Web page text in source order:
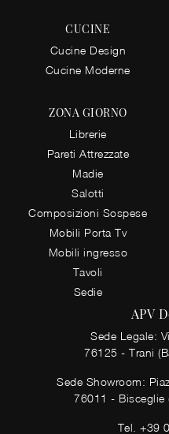
CUCINE
Cucine Design
Cucine Moderne
ZONA GIORNO
Librerie
Pareti Attrezzate
Madie
Salotti
Composizioni Sospese
Mobili Porta Tv
Mobili ingresso
Tavoli
Sedie
APV
Sede Legale:
76125 - Trani
Sede Showroom:
76011 - Bisceglie
Tel. +39